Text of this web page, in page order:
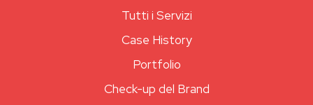
Tutti i Servizi
Case History
Portfolio
Check-up del Brand